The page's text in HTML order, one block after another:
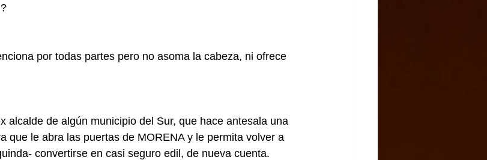
por todas partes pero no asoma la cabeza, ni ofrece
alcalde de algún municipio del Sur, que hace antesala una
que le abra las puertas de MORENA y le permita volver a
convertirse en casi seguro edil, de nueva cuenta.